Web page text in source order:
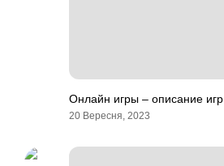
Онлайн игры – описание игр
20 Вересня, 2023